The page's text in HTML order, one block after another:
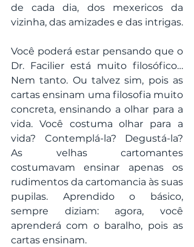
de cada dia, dos mexericos da
vizinha, das amizades e das intrigas.
Você poderá estar pensando que o
Dr. Facilier está muito filosófico…
Nem tanto. Ou talvez sim, pois as
cartas ensinam uma filosofia muito
concreta, ensinando a olhar para a
vida. Você costuma olhar para a
vida? Contemplá-la? Degustá-la?
As velhas cartomantes
costumavam ensinar apenas os
rudimentos da cartomancia às suas
pupilas. Aprendido o básico,
sempre diziam: agora, você
aprenderá com o baralho, pois as
cartas ensinam.